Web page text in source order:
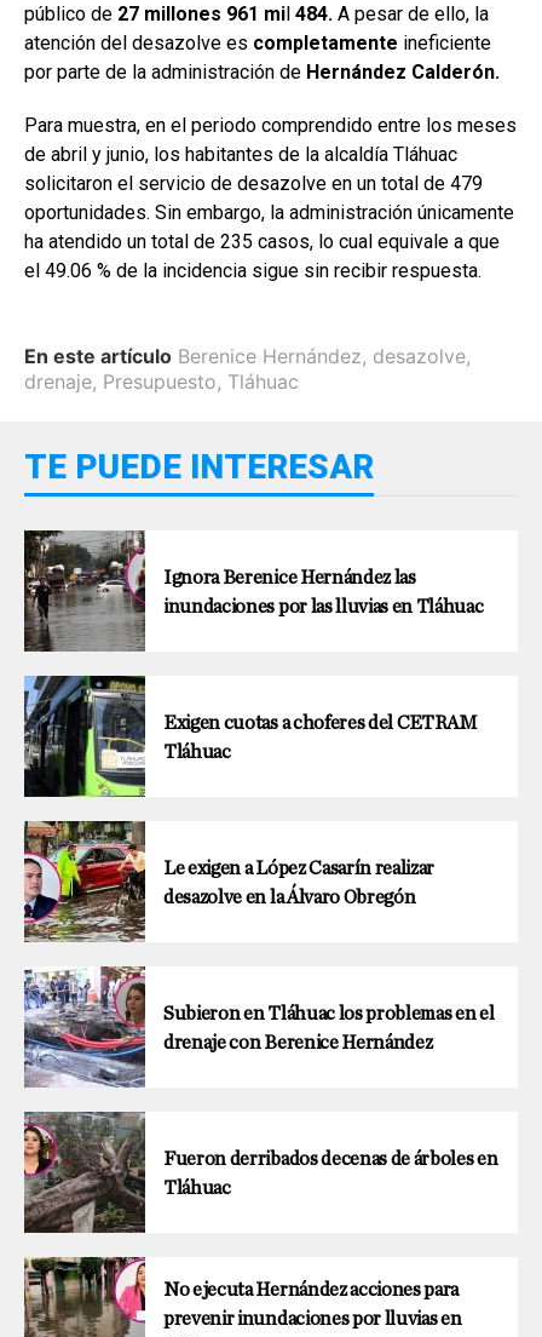
público de 27 millones 961 mi 484. A pesar de ello, la
atención del desazolve es completamente ineficiente
por parte de la administración de Hernández Calderón.
Para muestra, en el periodo comprendido entre los meses
de abril y junio, los habitantes de la alcaldía Tláhuac
solicitaron el servicio de desazolve en un total de 479
oportunidades. Sin embargo, la administración únicamente
ha atendido un total de 235 casos, lo cual equivale a que
el 49.06 % de la incidencia sigue sin recibir respuesta.
En este artículo Berenice Hernández, desazolve,
drenaje, Presupuesto, Tláhuac
TE PUEDE INTERESAR
Ignora Berenice Hernández las
inundaciones por las lluvias en Tláhuac
Exigen cuotas a choferes del CETRAM
Tláhuac
Le exigen a López Casarín realizar
desazolve en la Álvaro Obregón
Subieron en Tláhuac los problemas en el
drenaje con Berenice Hernández
Fueron derribados decenas de árboles en
Tláhuac
No ejecuta Hernández acciones para
prevenir inundaciones por lluvias en